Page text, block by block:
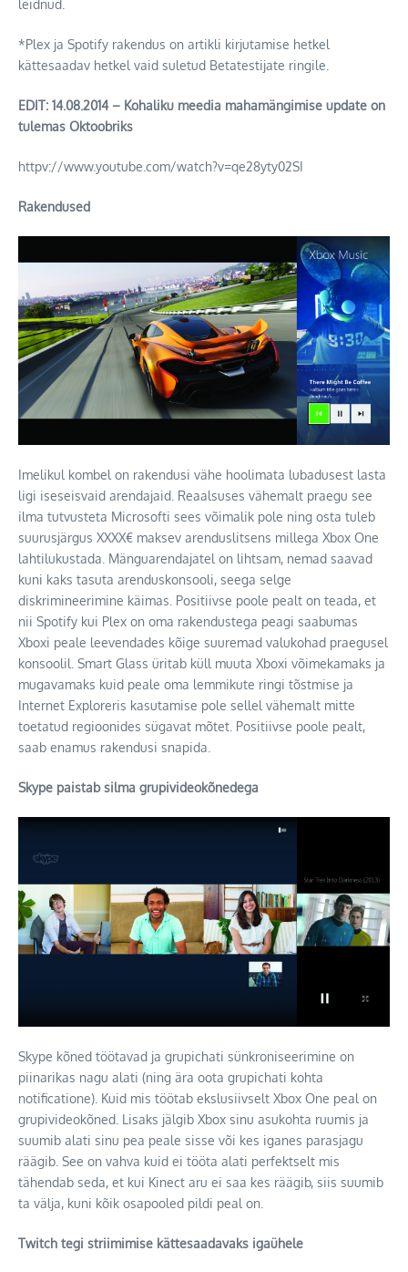
leidnud.
*Plex ja Spotify rakendus on artikli kirjutamise hetkel
kättesaadav hetkel vaid suletud Betatestijate ringile.
EDIT: 14.08.2014 – Kohaliku meedia mahamängimise update on
tulemas Oktoobriks
httpv://www.youtube.com/watch?v=qe28yty02SI
Rakendused
Imelikul kombel on rakendusi vähe hoolimata lubadusest lasta
ligi iseseisvaid arendajaid. Reaalsuses vähemalt praegu see
ilma tutvusteta Microsofti sees võimalik pole ning osta tuleb
suurusjärgus XXXX€ maksev arenduslitsens millega Xbox One
lahtilukustada. Mänguarendajatel on lihtsam, nemad saavad
kuni kaks tasuta arenduskonsooli, seega selge
diskrimineerimine käimas. Positiivse poole pealt on teada, et
nii Spotify kui Plex on oma rakendustega peagi saabumas
Xboxi peale leevendades kõige suuremad valukohad praegusel
konsoolil. Smart Glass üritab küll muuta Xboxi võimekamaks ja
mugavamaks kuid peale oma lemmikute ringi tõstmise ja
Internet Exploreris kasutamise pole sellel vähemalt mitte
toetatud regioonides sügavat mõtet. Positiivse poole pealt,
saab enamus rakendusi snapida.
Skype paistab silma grupivideokõnedega
Skype kõned töötavad ja grupichati sünkroniseerimine on
piinarikas nagu alati (ning ära oota grupichati kohta
notificatione). Kuid mis töötab ekslusiivselt Xbox One peal on
grupivideokõned. Lisaks jälgib Xbox sinu asukohta ruumis ja
suumib alati sinu pea peale sisse või kes iganes parasjagu
räägib. See on vahva kuid ei tööta alati perfektselt mis
tähendab seda, et kui Kinect aru ei saa kes räägib, siis suumib
ta välja, kuni kõik osapooled pildi peal on.
Twitch tegi striimimise kättesaadavaks igaühele